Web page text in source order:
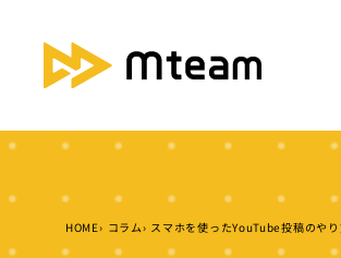
HOME コラム スマホを使ったYouTube投稿のや